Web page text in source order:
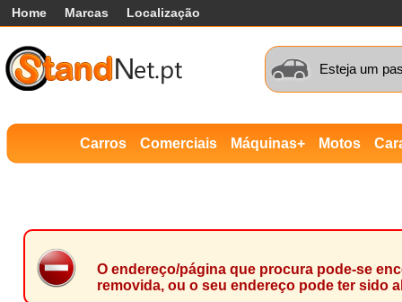
Home Marcas Localização
Esteja um
Carros Comerciais Máquinas+ Motos
O endereço/página que procura pode-se
removida, ou o seu endereço pode ter sido